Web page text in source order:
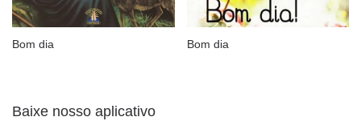
Bom dia Bom dia
Baixe nosso aplicativo